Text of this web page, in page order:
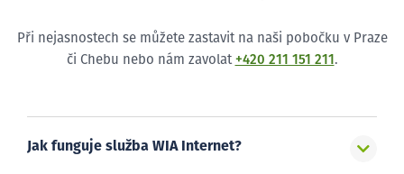
Při nejasnostech se můžete zastavit na naši pobočku v Praze
či Chebu nebo nám zavolat +420 211 151 211 .
Jak funguje služba WIA Internet?